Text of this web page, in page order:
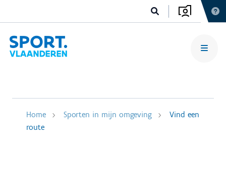
Home Sporten in mijn omgeving
Vind een
route